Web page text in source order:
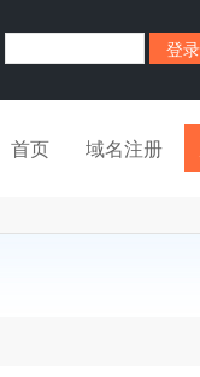
首页 域名注册